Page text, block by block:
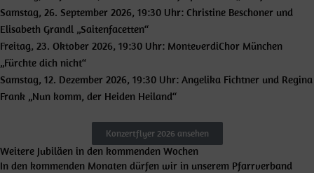
Samstag, 26. September 2026, 19:30 Uhr: Christine Beschoner und
Elisabeth Grandl „Saitenfacetten“
Freitag, 23. Oktober 2026, 19:30 Uhr: MonteverdiChor München
„Fürchte dich nicht“
Samstag, 12. Dezember 2026, 19:30 Uhr: Angelika Fichtner und Regina
Frank „Nun komm, der Heiden Heiland“
Konzertflyer 2026 ansehen
Weitere Jubiläen in den kommenden Wochen
In den kommenden Monaten dürfen wir in unserem Pfarrverband